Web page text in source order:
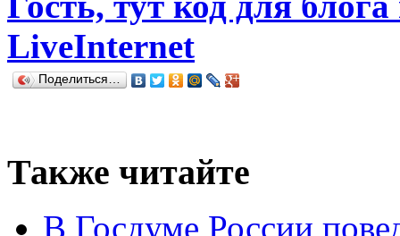
LiveInternet
Поделиться…
Также читайте
В Госдуме России